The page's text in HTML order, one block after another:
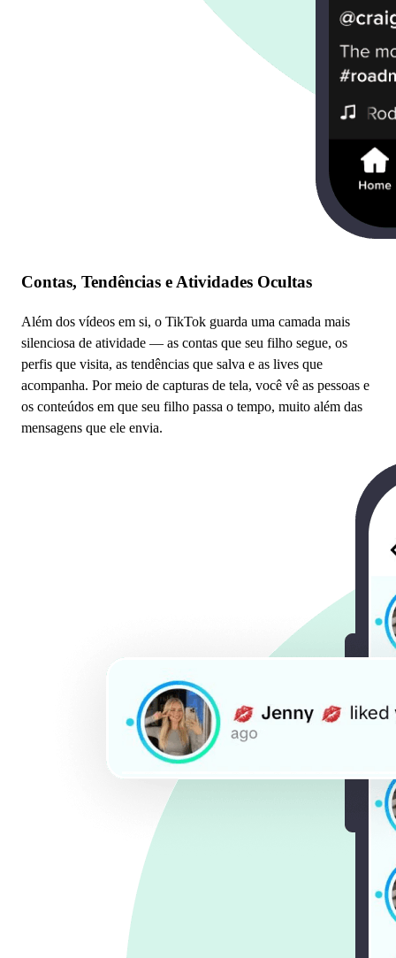
Contas, Tendências e Atividades Ocultas
Além dos vídeos em si, o TikTok guarda uma camada mais
silenciosa de atividade — as contas que seu filho segue, os
perfis que visita, as tendências que salva e as lives que
acompanha. Por meio de capturas de tela, você vê as pessoas e
os conteúdos em que seu filho passa o tempo, muito além das
mensagens que ele envia.